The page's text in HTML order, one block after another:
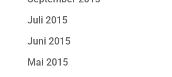
Juli 2015
Juni 2015
Mai 2015